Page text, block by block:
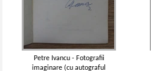
Petre Ivancu - Fotografii
imaginare (cu autograful